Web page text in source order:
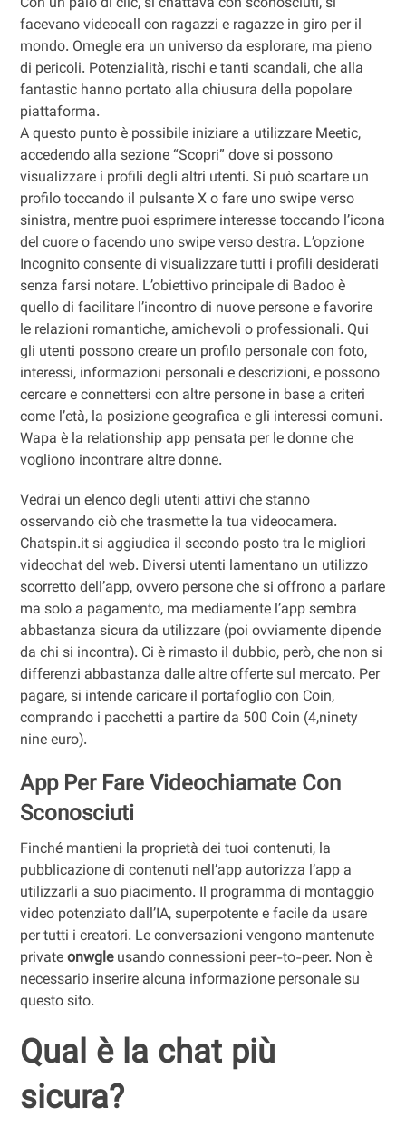
facevano videocall con ragazzi e ragazze in giro per il
mondo. Omegle era un universo da esplorare, ma pieno
di pericoli. Potenzialità, rischi e tanti scandali, che alla
fantastic hanno portato alla chiusura della popolare
piattaforma.
A questo punto è possibile iniziare a utilizzare Meetic,
accedendo alla sezione “Scopri” dove si possono
visualizzare i profili degli altri utenti. Si può scartare un
profilo toccando il pulsante X o fare uno swipe verso
sinistra, mentre puoi esprimere interesse toccando l’icona
del cuore o facendo uno swipe verso destra. L’opzione
Incognito consente di visualizzare tutti i profili desiderati
senza farsi notare. L’obiettivo principale di Badoo è
quello di facilitare l’incontro di nuove persone e favorire
le relazioni romantiche, amichevoli o professionali. Qui
gli utenti possono creare un profilo personale con foto,
interessi, informazioni personali e descrizioni, e possono
cercare e connettersi con altre persone in base a criteri
come l’età, la posizione geografica e gli interessi comuni.
Wapa è la relationship app pensata per le donne che
vogliono incontrare altre donne.
Vedrai un elenco degli utenti attivi che stanno
osservando ciò che trasmette la tua videocamera.
Chatspin.it si aggiudica il secondo posto tra le migliori
videochat del web. Diversi utenti lamentano un utilizzo
scorretto dell’app, ovvero persone che si offrono a parlare
ma solo a pagamento, ma mediamente l’app sembra
abbastanza sicura da utilizzare (poi ovviamente dipende
da chi si incontra). Ci è rimasto il dubbio, però, che non si
differenzi abbastanza dalle altre offerte sul mercato. Per
pagare, si intende caricare il portafoglio con Coin,
comprando i pacchetti a partire da 500 Coin (4,ninety
nine euro).
App Per Fare Videochiamate Con
Sconosciuti
Finché mantieni la proprietà dei tuoi contenuti, la
pubblicazione di contenuti nell’app autorizza l’app a
utilizzarli a suo piacimento. Il programma di montaggio
video potenziato dall’IA, superpotente e facile da usare
per tutti i creatori. Le conversazioni vengono mantenute
privateonwgleusando connessioni peer-to-peer. Non è
necessario inserire alcuna informazione personale su
questo sito.
Qual è la chat più
sicura?